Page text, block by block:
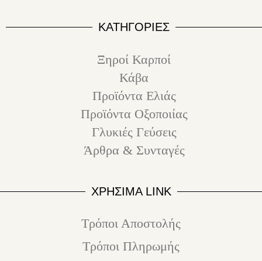
ΚΑΤΗΓΟΡΙΕΣ
Ξηροί Καρποί
Κάβα
Προϊόντα Ελιάς
Προϊόντα Οξοποιίας
Γλυκιές Γεύσεις
Άρθρα & Συνταγές
ΧΡΗΣΙΜΑ LINK
Τρόποι Αποστολής
Τρόποι Πληρωμής